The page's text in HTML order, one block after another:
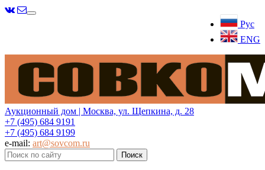
Рус
ENG
Меню
Аукционный дом | Москва, ул. Щепкина, д. 28
+7 (495) 684 9191
+7 (495) 684 9199
e-mail: art@sovcom.ru